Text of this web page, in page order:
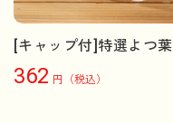
[キャップ付]特選よつ
362 円（税込）